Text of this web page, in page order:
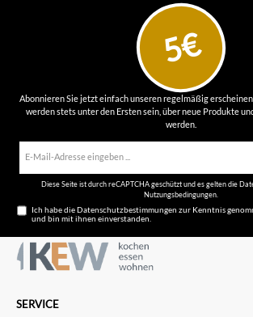
5€
Abonnieren Sie jetzt einfach unseren regelmäßig
werden stets unter den Ersten sein, über neue Produkte
werden.
Diese Seite ist durch reCAPTCHA geschützt und es gelten die
Nutzungsbedingungen.
Ich habe dieDatenschutzbestimmungen zur Kenntnis
und bin mit ihnen einverstanden.
SERVICE